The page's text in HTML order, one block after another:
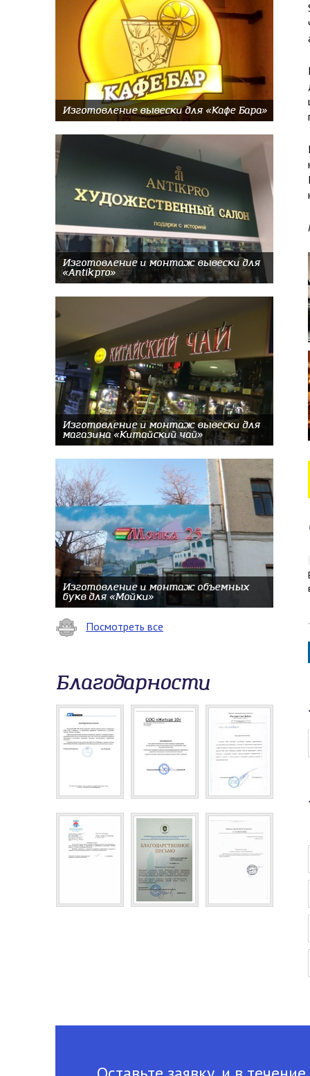
Изготовление вывески для «Кафе Бара»
Изготовление и монтаж вывески для
«Antikpro»
Изготовление и монтаж вывески для
магазина «Китайский чай»
Изготовление и монтаж объемных
букв для «Мойки»
Посмотреть все
Благодарности